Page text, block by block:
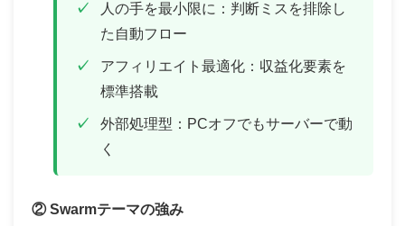
人の手を最小限に：判断ミスを排除し
た自動フロー
アフィリエイト最適化：収益化要素を
標準搭載
外部処理型：PCオフでもサーバーで動
く
② Swarmテーマの強み